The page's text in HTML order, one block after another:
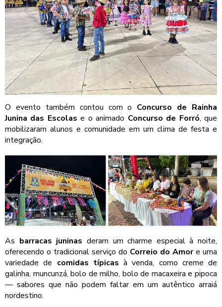
O evento também contou com o Concurso de Rainha
Junina das Escolas e o animado Concurso de Forró, que
mobilizaram alunos e comunidade em um clima de festa e
integração.
As barracas juninas deram um charme especial à noite,
oferecendo o tradicional serviço do Correio do Amore uma
variedade de comidas típicas à venda, como creme de
galinha, muncunzá, bolo de milho, bolo de macaxeira e pipoca
— sabores que não podem faltar em um autêntico arraiá
nordestino.